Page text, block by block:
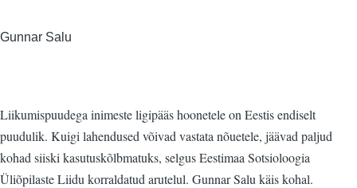
Gunnar Salu
Liikumispuudega inimeste ligipääs hoonetele on Eestis endiselt
puudulik. Kuigi lahendused võivad vastata nõuetele, jäävad paljud
kohad siiski kasutuskõlbmatuks, selgus Eestimaa Sotsioloogia
Üliõpilaste Liidu korraldatud arutelul. Gunnar Salu käis kohal.